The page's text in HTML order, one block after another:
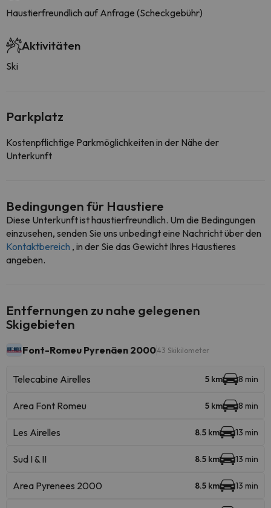
Haustierfreundlich auf Anfrage (Scheckgebühr)
Aktivitäten
Ski
Parkplatz
Kostenpflichtige Parkmöglichkeiten in der Nähe der
Unterkunft
Bedingungen für Haustiere
Diese Unterkunft ist haustierfreundlich. Um die Bedingungen
einzusehen, senden Sie uns unbedingt eine Nachricht über den
Kontaktbereich , in der Sie das Gewicht Ihres Haustieres
angeben.
Entfernungen zu nahe gelegenen
Skigebieten
Font-Romeu Pyrenäen 200043 Skikilometer
Telecabine Airelles 5 km 8 min
Area Font Romeu 5 km 8 min
Les Airelles 8.5 km 13 min
Sud I & II 8.5 km 13 min
Area Pyrenees 2000 8.5 km 13 min